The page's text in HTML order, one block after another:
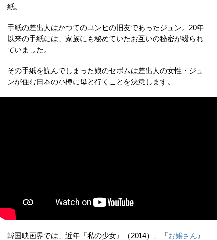
紙。
手紙の差出人はかつてのユンヒの旧友であったジュン。20年
以来の手紙には、家族にも秘めていたお互いの秘密が綴られ
ていました。
その手紙を読んでしまった娘のセボムは差出人の女性・ジュ
ンが住む日本の小樽に母と行くことを決意します。
韓国映画界では、近年『私の少女』（2014）、『お嬢さん 』